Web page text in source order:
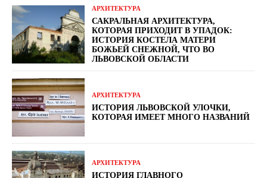
АРХИТЕКТУРА
САКРАЛЬНАЯ АРХИТЕКТУРА,
КОТОРАЯ ПРИХОДИТ В УПАДОК:
ИСТОРИЯ КОСТЕЛА МАТЕРИ
БОЖЬЕЙ СНЕЖНОЙ, ЧТО ВО
ЛЬВОВСКОЙ ОБЛАСТИ
АРХИТЕКТУРА
ИСТОРИЯ ЛЬВОВСКОЙ УЛОЧКИ,
КОТОРАЯ ИМЕЕТ МНОГО НАЗВАНИЙ
АРХИТЕКТУРА
ИСТОРИЯ ГЛАВНОГО